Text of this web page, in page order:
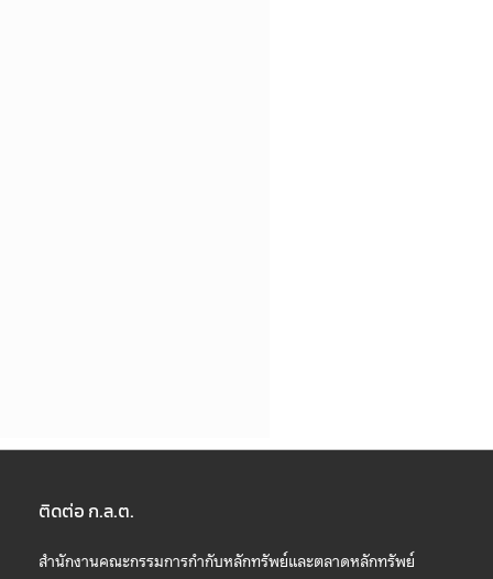
ติดต่อ ก.ล.ต.
สำนักงานคณะกรรมการกำกับหลักทรัพย์และตลาดหลักทรัพย์